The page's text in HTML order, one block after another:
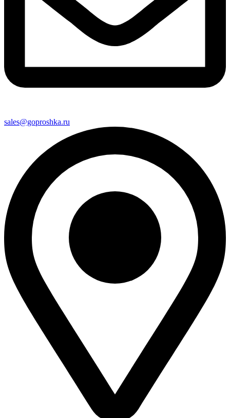
sales@goproshka.ru